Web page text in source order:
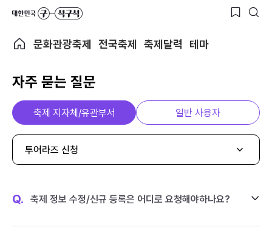
문화관광축제 전국축제 축제달력 테마
자주 묻는 질문
축제 지자체/유관부서 일반 사용자
투어라즈 신청
Q. 축제 정보 수정/신규 등록은 어디로 요청해야하나요?